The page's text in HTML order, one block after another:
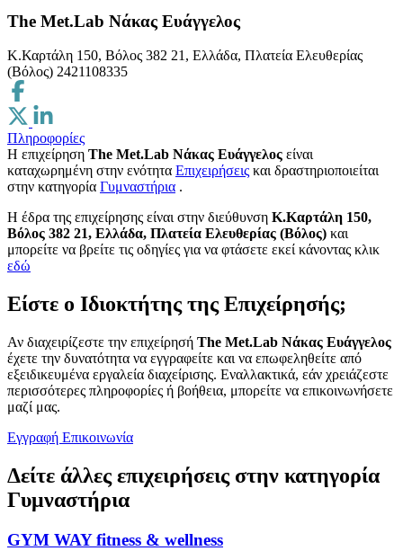
The Met.Lab Νάκας Ευάγγελος
Κ.Καρτάλη 150, Βόλος 382 21, Ελλάδα, Πλατεία Ελευθερίας
(Βόλος) 2421108335
Πληροφορίες
Η επιχείρηση The Met.Lab Νάκας Ευάγγελος είναι
καταχωρημένη στην ενότητα Επιχειρήσεις και δραστηριοποιείται
στην κατηγορία Γυμναστήρια .
H έδρα της επιχείρησης είναι στην διεύθυνση Κ.Καρτάλη 150,
Βόλος 382 21, Ελλάδα, Πλατεία Ελευθερίας (Βόλος) και
μπορείτε να βρείτε τις οδηγίες για να φτάσετε εκεί κάνοντας κλικ
εδώ
Είστε ο Ιδιοκτήτης της Επιχείρησής;
Αν διαχειρίζεστε την επιχείρησή The Met.Lab Νάκας Ευάγγελος
έχετε την δυνατότητα να εγγραφείτε και να επωφεληθείτε από
εξειδικευμένα εργαλεία διαχείρισης. Εναλλακτικά, εάν χρειάζεστε
περισσότερες πληροφορίες ή βοήθεια, μπορείτε να επικοινωνήσετε
μαζί μας.
Εγγραφή Επικοινωνία
Δείτε άλλες επιχειρήσεις στην κατηγορία
Γυμναστήρια
GYM WAY fitness & wellness